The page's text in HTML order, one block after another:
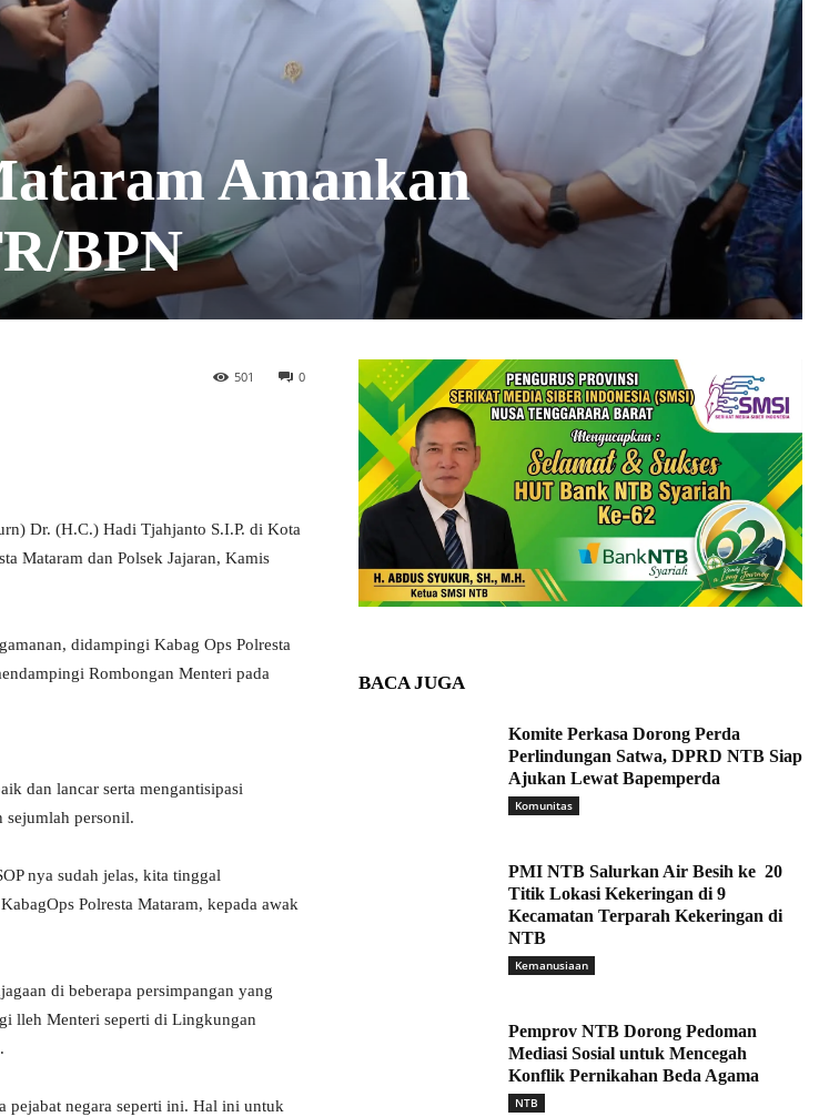
Amankan
BPN
0
501
Dr. (H.C.) Hadi Tjahjanto S.I.P. di Kota
Mataram dan Polsek Jajaran, Kamis
didampingi Kabag Ops Polresta
Rombongan Menteri pada
dan lancar serta mengantisipasi
sejumlah personil.
nya sudah jelas, kita tinggal
Polresta Mataram, kepada awak
di beberapa persimpangan yang
lleh Menteri seperti di Lingkungan
pejabat negara seperti ini. Hal ini untuk
BACA JUGA
Komite Perkasa Dorong Perda
Perlindungan Satwa, DPRD NTB Siap
Ajukan Lewat Bapemperda
Komunitas
PMI NTB Salurkan Air Besih ke 20
Titik Lokasi Kekeringan di 9
Kecamatan Terparah Kekeringan di
NTB
Kemanusiaan
Pemprov NTB Dorong Pedoman
Mediasi Sosial untuk Mencegah
Konflik Pernikahan Beda Agama
NTB